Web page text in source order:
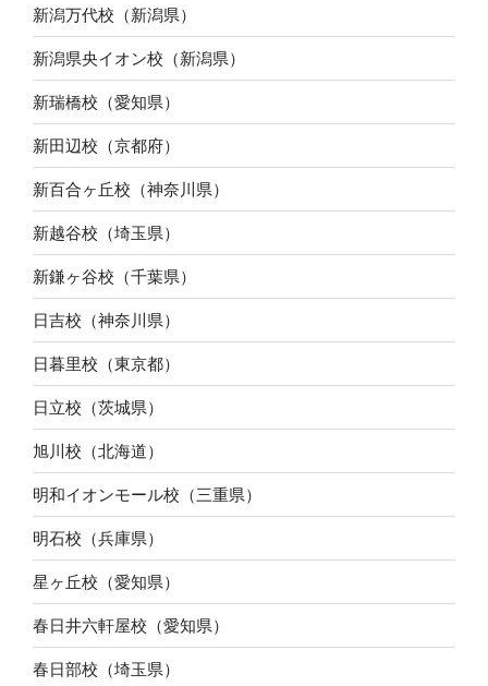
新潟万代校（新潟県）
新潟県央イオン校（新潟県）
新瑞橋校（愛知県）
新田辺校（京都府）
新百合ヶ丘校（神奈川県）
新越谷校（埼玉県）
新鎌ヶ谷校（千葉県）
日吉校（神奈川県）
日暮里校（東京都）
日立校（茨城県）
旭川校（北海道）
明和イオンモール校（三重県）
明石校（兵庫県）
星ヶ丘校（愛知県）
春日井六軒屋校（愛知県）
春日部校（埼玉県）